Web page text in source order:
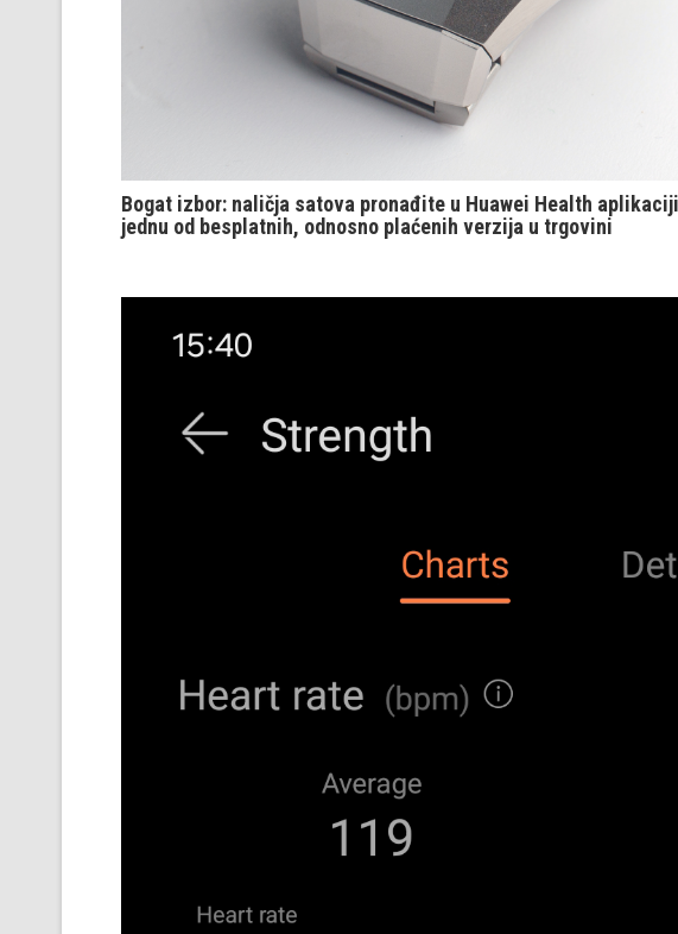
Bogat izbor: naličja satova pronađite u Huawei Health
jednu od besplatnih, odnosno plaćenih verzija u trgovini